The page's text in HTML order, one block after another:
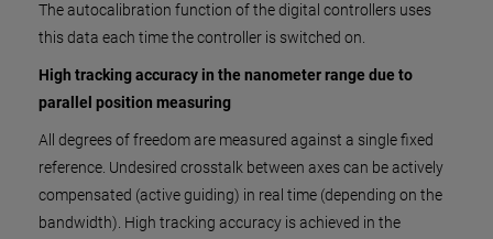
The autocalibration function of the digital controllers uses
this data each time the controller is switched on.
High tracking accuracy in the nanometer range due to
parallel position measuring
All degrees of freedom are measured against a single fixed
reference. Undesired crosstalk between axes can be actively
compensated (active guiding) in real time (depending on the
bandwidth). High tracking accuracy is achieved in the